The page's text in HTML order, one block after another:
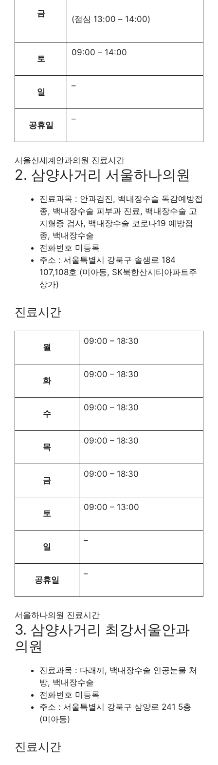
금
(점심 13:00 – 14:00)
토
09:00 – 14:00
일
–
공휴일
–
서울신세계안과의원 진료시간
2. 삼양사거리 서울하나의원
진료과목 : 안과검진, 백내장수술 독감예방접
종, 백내장수술 피부과 진료, 백내장수술 고
지혈증 검사, 백내장수술 코로나19 예방접
종, 백내장수술
전화번호 미등록
주소 : 서울특별시 강북구 솔샘로 184
107,108호 (미아동, SK북한산시티아파트주
상가)
진료시간
월
09:00 – 18:30
화
09:00 – 18:30
수
09:00 – 18:30
목
09:00 – 18:30
금
09:00 – 18:30
토
09:00 – 13:00
일
–
공휴일
–
서울하나의원 진료시간
3. 삼양사거리 최강서울안과
의원
진료과목 : 다래끼, 백내장수술 인공눈물 처
방, 백내장수술
전화번호 미등록
주소 : 서울특별시 강북구 삼양로 241 5층
(미아동)
진료시간